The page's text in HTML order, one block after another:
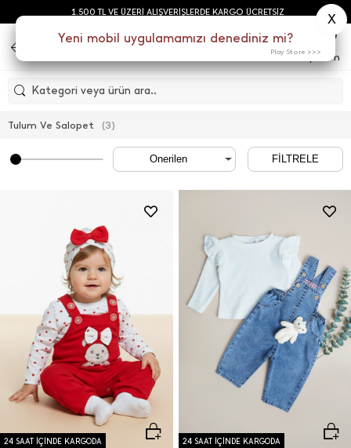
1.500 TL VE ÜZERİ ALIŞVERİŞLERDE KARGO ÜCRETSİZ
Sepetim
Kategori veya ürün ara..
Tulum Ve Salopet (3)
FİLTRELE
24 SAAT İÇİNDE KARGODA 24 SAAT İÇİNDE KARGODA
Yeni mobil uygulamamızı denediniz mi?
X
Play Store >>>